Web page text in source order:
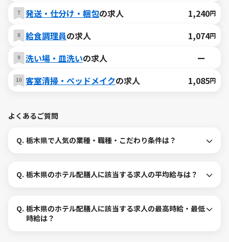
発送・仕分け・梱包の求人 1,240円
給食調理員の求人 1,074円
洗い場・皿洗いの求人
ー
客室清掃・ベッドメイクの求人 1,085円
よくあるご質問
Q. 栃木県で人気の業種・職種・こだわり条件は？
Q. 栃木県のホテル配膳人に該当する求人の平均給与は？
Q. 栃木県のホテル配膳人に該当する求人の最高時給・最低
時給は？